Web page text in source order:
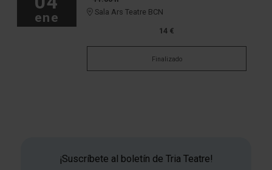
ene
Sala Ars Teatre BCN
14 €
Finalizado
¡Suscríbete al boletín de Tria Teatre!